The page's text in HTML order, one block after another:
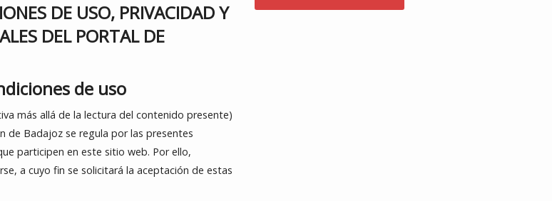
DE USO, PRIVACIDAD Y
DEL PORTAL DE
de uso
más allá de la lectura del contenido presente)
de Badajoz se regula por las presentes
participen en este sitio web. Por ello,
a cuyo fin se solicitará la aceptación de estas